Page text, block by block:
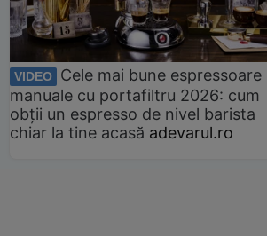
VIDEO
Cele mai bune espressoare
manuale cu portafiltru 2026: cum
obții un espresso de nivel barista
chiar la tine acasă adevarul.ro